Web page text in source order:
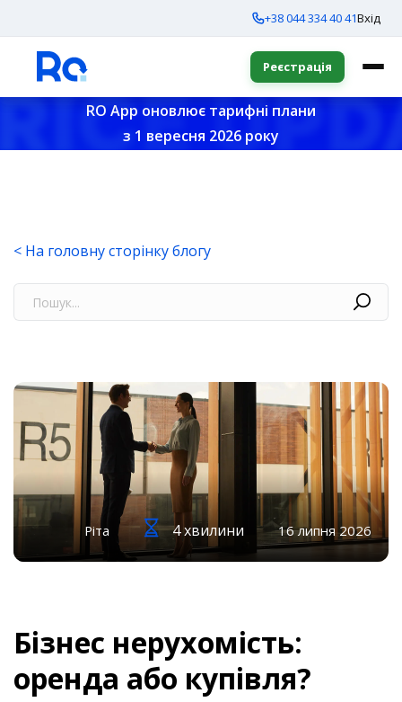
+38 044 334 40 41Вхід
Реєстрація
RO App оновлює тарифні плани
з 1 вересня 2026 року
< На головну сторінку блогу
Ріта 4 хвилини 16 липня 2026
Бізнес нерухомість:
оренда або купівля?